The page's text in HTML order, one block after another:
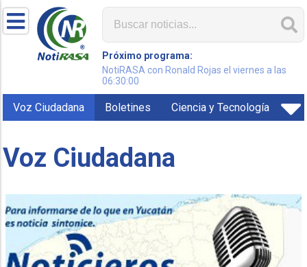
Próximo programa:
NotiRASA con Ronald Rojas el viernes a las
06:30:00
Voz Ciudadana Boletines Ciencia y Tecnología
Voz Ciudadana